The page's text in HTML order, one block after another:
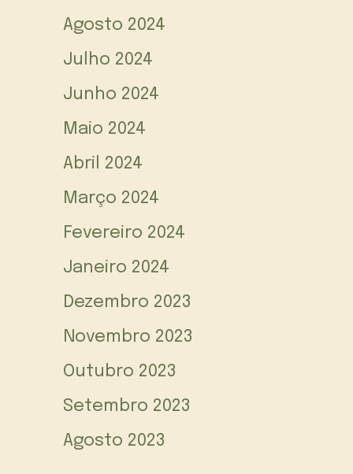
Agosto 2024
Julho 2024
Junho 2024
Maio 2024
Abril 2024
Março 2024
Fevereiro 2024
Janeiro 2024
Dezembro 2023
Novembro 2023
Outubro 2023
Setembro 2023
Agosto 2023